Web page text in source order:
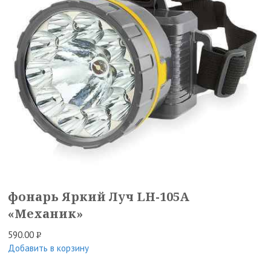
фонарь Яркий Луч LH-105A
«Механик»
590.00Р
УБ.
Добавить в корзину